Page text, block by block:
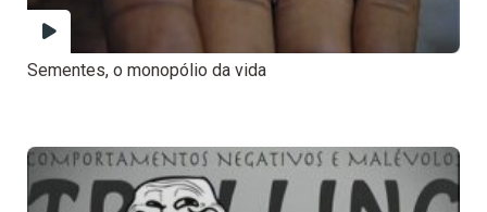
Sementes, o monopólio da vida